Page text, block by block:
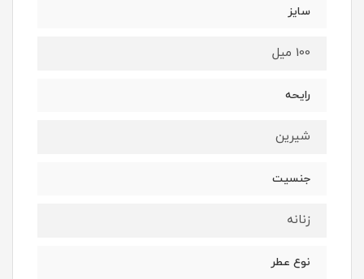
سایز
100 میل
رایحه
شیرین
جنسیت
زنانه
نوع عطر